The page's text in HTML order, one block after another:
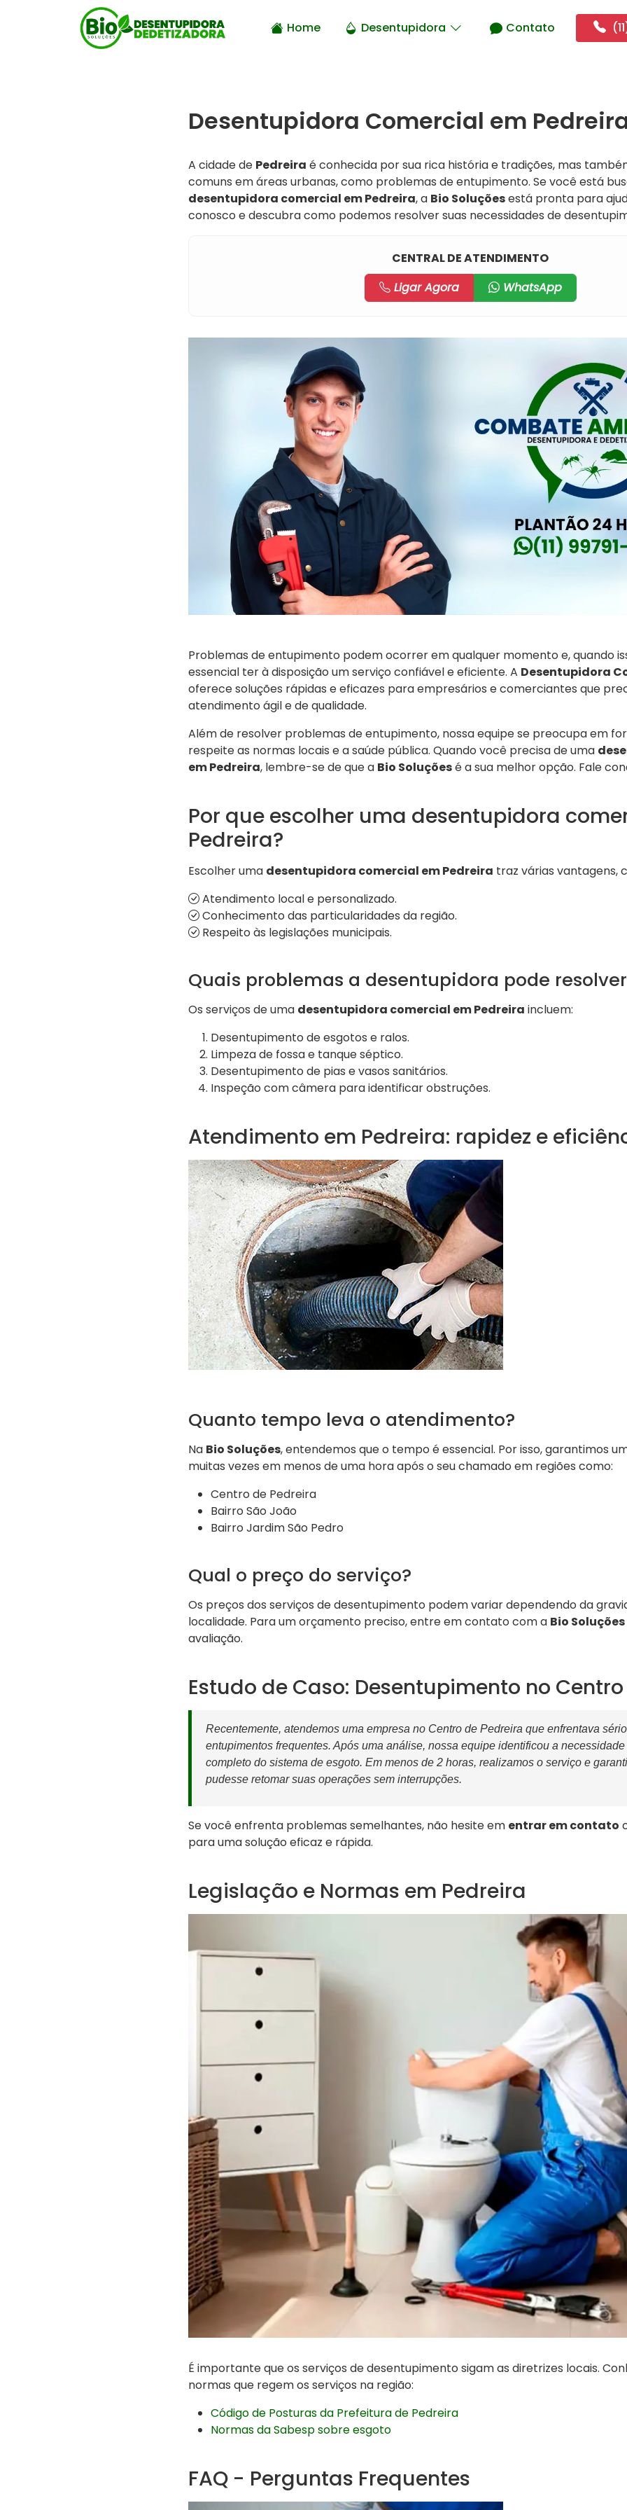
Home Desentupidora Contato
Desentupidora Comercial em
A cidade de Pedreira é conhecida por sua rica história e tradições, mas
comuns em áreas urbanas, como problemas de entupimento. Se você está
desentupidora comercial em Pedreira, a Bio Soluçõesestá pronta para
conosco e descubra como podemos resolver suas necessidades de
CENTRAL DE ATENDIMENTO
Ligar Agora
WhatsApp
Problemas de entupimento podem ocorrer em qualquer momento e, quando
essencial ter à disposição um serviço confiável e eficiente. A Desentupidora
oferece soluções rápidas e eficazes para empresários e comerciantes que
atendimento ágil e de qualidade.
Além de resolver problemas de entupimento, nossa equipe se preocupa em
respeite as normas locais e a saúde pública. Quando você precisa de uma
em Pedreira, lembre-se de que a Bio Soluçõesé a sua melhor opção. Fale
Por que escolher uma desentupidora
Pedreira?
Escolher uma desentupidora comercial em Pedreira traz várias vantagens,
Atendimento local e personalizado.
Conhecimento das particularidades da região.
Respeito às legislações municipais.
Quais problemas a desentupidora pode
Os serviços de uma desentupidora comercial em Pedreira incluem:
Desentupimento de esgotos e ralos.
Limpeza de fossa e tanque séptico.
Desentupimento de pias e vasos sanitários.
Inspeção com câmera para identificar obstruções.
Atendimento em Pedreira: rapidez e
Quanto tempo leva o atendimento?
Na Bio Soluções, entendemos que o tempo é essencial. Por isso, garantimos
muitas vezes em menos de uma hora após o seu chamado em regiões como:
Centro de Pedreira
Bairro São João
Bairro Jardim São Pedro
Qual o preço do serviço?
Os preços dos serviços de desentupimento podem variar dependendo da
localidade. Para um orçamento preciso, entre em contato com a Bio Soluções
avaliação.
Estudo de Caso: Desentupimento no
Recentemente, atendemos uma empresa no Centro de Pedreira que enfrentava
entupimentos frequentes. Após uma análise, nossa equipe identificou a
completo do sistema de esgoto. Em menos de 2 horas, realizamos o serviço e
pudesse retomar suas operações sem interrupções.
Se você enfrenta problemas semelhantes, não hesite em entrar em contato
para uma solução eficaz e rápida.
Legislação e Normas em Pedreira
É importante que os serviços de desentupimento sigam as diretrizes locais.
normas que regem os serviços na região:
Código de Posturas da Prefeitura de Pedreira
Normas da Sabesp sobre esgoto
FAQ - Perguntas Frequentes